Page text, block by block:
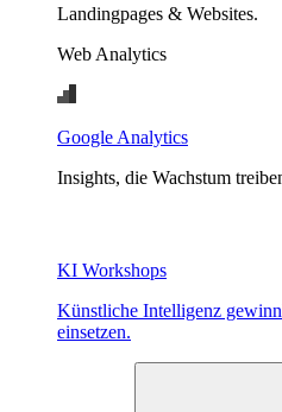
Landingpages & Websites.
Web Analytics
Google Analytics
Insights, die Wachstum
KI Workshops
Künstliche Intelligenz
einsetzen.